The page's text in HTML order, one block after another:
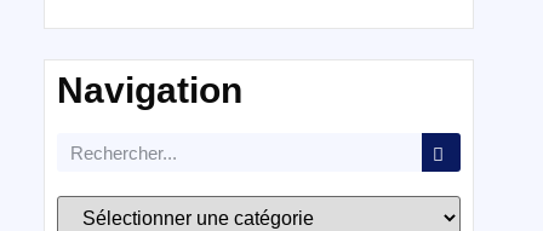
Navigation